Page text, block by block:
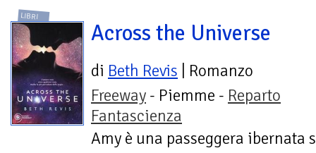
LIBRI
Across the Universe
di Beth Revis | Romanzo
Freeway - Piemme - Reparto
Fantascienza
Amy è una passeggera ibernata